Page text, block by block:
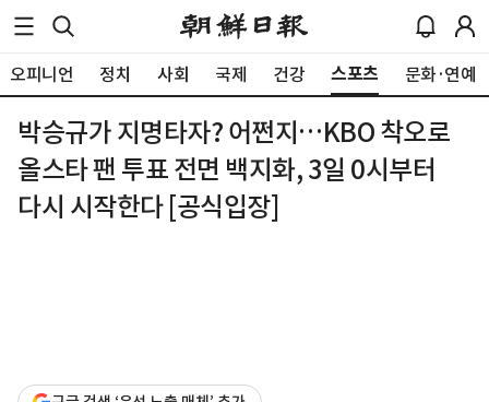
오피니언 정치 사회 국제 건강 스포츠 문화·연예
박승규가 지명타자? 어쩐지…KBO 착오로
올스타 팬 투표 전면 백지화, 3일 0시부터
다시 시작한다 [공식입장]